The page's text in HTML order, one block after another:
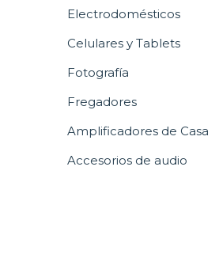
Electrodomésticos
Celulares y Tablets
Fotografía
Fregadores
Amplificadores de Casa
Accesorios de audio